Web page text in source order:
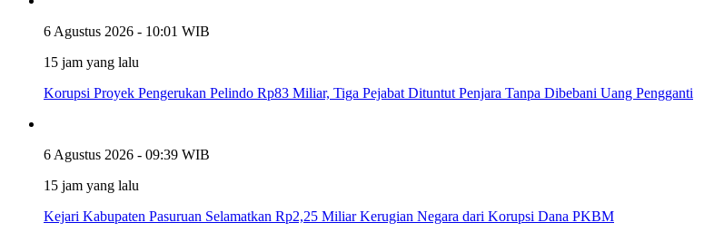
6 Agustus 2026 - 10:01 WIB
15 jam yang lalu
Korupsi Proyek Pengerukan Pelindo Rp83 Miliar, Tiga Pejabat Dituntut Penjara Tanpa Dibebani Uang Pengganti
6 Agustus 2026 - 09:39 WIB
15 jam yang lalu
Kejari Kabupaten Pasuruan Selamatkan Rp2,25 Miliar Kerugian Negara dari Korupsi Dana PKBM